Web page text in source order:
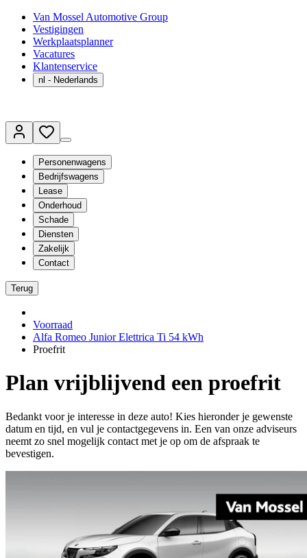
Van Mossel Automotive Group
Vestigingen
Werkplaatsplanner
Vacatures
Klantenservice
nl - Nederlands
Personenwagens
Bedrijfswagens
Lease
Onderhoud
Schade
Diensten
Zakelijk
Contact
Terug
Voorraad
Alfa Romeo Junior Elettrica Ti 54 kWh
Proefrit
Plan vrijblijvend een proefrit
Bedankt voor je interesse in deze auto! Kies hieronder je gewenste
datum en tijd, en vul je contactgegevens in. Een van onze adviseurs
neemt zo snel mogelijk contact met je op om de afspraak te
bevestigen.